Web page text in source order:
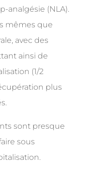
analgésie (NLA).
mêmes que
avec des
ainsi de
(1/2
plus
sont presque
sous